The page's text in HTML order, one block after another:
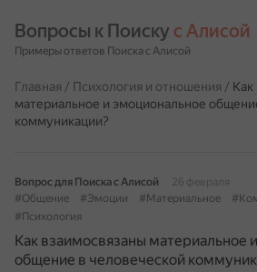
Вопросы к Поиску с Алисой
Примеры ответов Поиска с Алисой
Главная / Психология и отношения / Как
материальное и эмоциональное
коммуникации?
Вопрос для Поиска с Алисой
26 февраля
#Общение
#Эмоции #Материальное
#Психология
Как взаимосвязаны материальное
общение в человеческой